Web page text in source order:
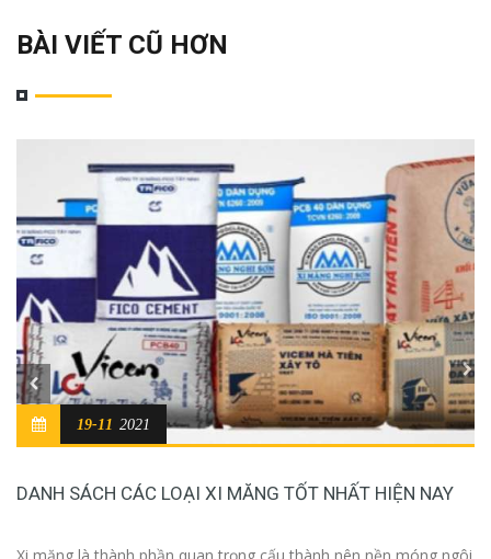
BÀI VIẾT CŨ HƠN
DANH SÁCH CÁC LOẠI XI MĂNG TỐT NHẤT HIỆN NAY
19-11 2021